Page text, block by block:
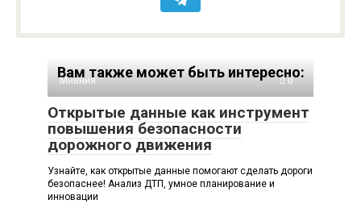
Вам также может быть интересно:
Мнения 0
Открытые данные как инструмент
повышения безопасности
дорожного движения
Узнайте, как открытые данные помогают сделать дороги
безопаснее! Анализ ДТП, умное планирование и
инновации